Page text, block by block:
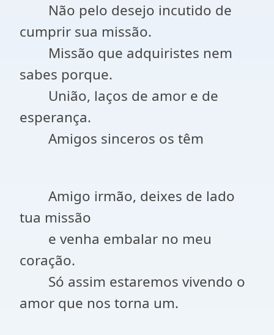
Não pelo desejo incutido de
cumprir sua missão.
Missão que adquiristes nem
sabes porque.
União, laços de amor e de
esperança.
Amigos sinceros os têm
Amigo irmão, deixes de lado
tua missão
e venha embalar no meu
coração.
Só assim estaremos vivendo o
amor que nos torna um.